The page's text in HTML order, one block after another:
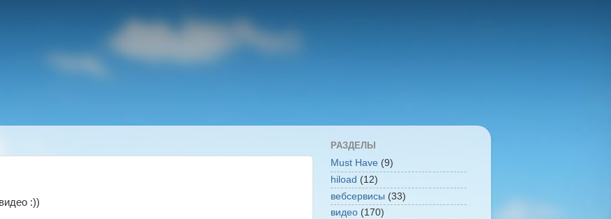
:))
РАЗДЕЛЫ
Must Have (9)
hiload (12)
вебсервисы (33)
видео (170)